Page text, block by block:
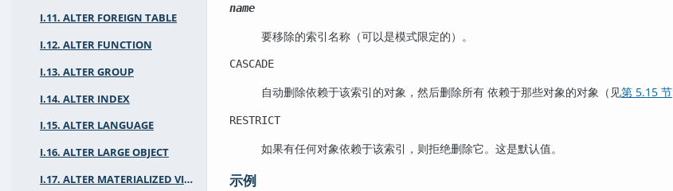
I.11. ALTER FOREIGN TABLE
I.12. ALTER FUNCTION
I.13. ALTER GROUP
I.14. ALTER INDEX
I.15. ALTER LANGUAGE
I.16. ALTER LARGE OBJECT
I.17. ALTER MATERIALIZED VIEW
name
要移除的索引名称（可以是模式限定的）。
CASCADE
自动删除依赖于该索引的对象，然后删除所有 依赖于那些对象的对象（见第 5.15 节
RESTRICT
如果有任何对象依赖于该索引，则拒绝删除它。这是默认值。
示例